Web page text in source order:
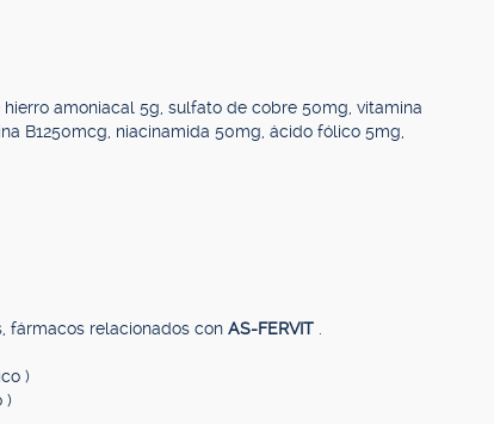
amoniacal 5g, sulfato de cobre 50mg, vitamina
B1250mcg, niacinamida 50mg, ácido fólico 5mg,
fármacos relacionados con AS-FERVIT
)
)